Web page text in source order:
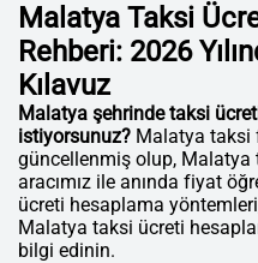
Malatya Taksi
Rehberi: 2026
Kılavuz
Malatya şehrinde taksi
istiyorsunuz? Malatya taksi
güncellenmiş olup,
aracımız ile anında fiyat
ücreti hesaplama
Malatya taksi ücreti
bilgi edinin.